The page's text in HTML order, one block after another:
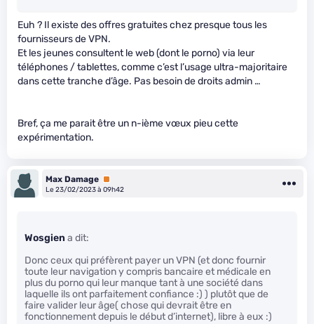
Euh ? Il existe des offres gratuites chez presque tous les
fournisseurs de VPN.
Et les jeunes consultent le web (dont le porno) via leur
téléphones / tablettes, comme c’est l’usage ultra-majoritaire
dans cette tranche d’âge. Pas besoin de droits admin …
Bref, ça me parait être un n-ième vœux pieu cette
expérimentation.
Max Damage Premium
Le 23/02/2023 à 09h42
Wosgien a dit:
Donc ceux qui préfèrent payer un VPN (et donc fournir
toute leur navigation y compris bancaire et médicale en
plus du porno qui leur manque tant à une société dans
laquelle ils ont parfaitement confiance :) ) plutôt que de
faire valider leur âge( chose qui devrait être en
fonctionnement depuis le début d’internet), libre à eux :)